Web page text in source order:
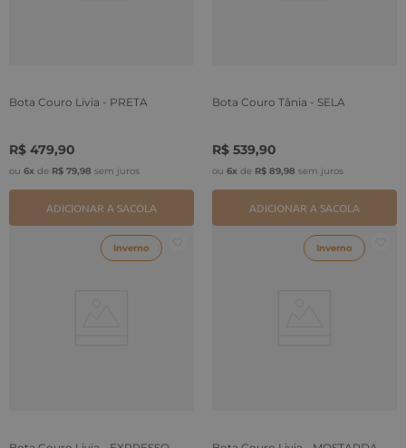
Bota Couro Livia - PRETA
R$ 479,90
ou 6x de R$ 79,98 sem juros
ADICIONAR A SACOLA
Bota Couro Tânia - SELA
R$ 539,90
ou 6x de R$ 89,98 sem juros
ADICIONAR A SACOLA
Inverno Inverno